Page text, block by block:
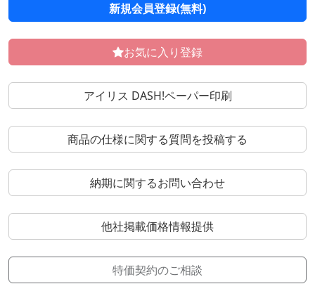
新規会員登録(無料)
お気に入り登録
アイリス DASH!ペーパー印刷
商品の仕様に関する質問を投稿する
納期に関するお問い合わせ
他社掲載価格情報提供
特価契約のご相談